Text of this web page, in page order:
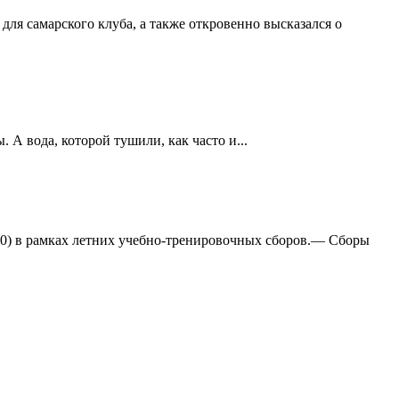
самарского клуба, а также откровенно высказался о
вода, которой тушили, как часто и...
в рамках летних учебно-тренировочных сборов.— Сборы